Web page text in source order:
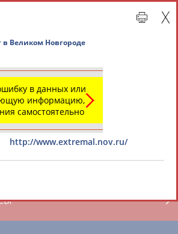
в данных или
информацию,
самостоятельно
http://www.extremal.nov.ru/